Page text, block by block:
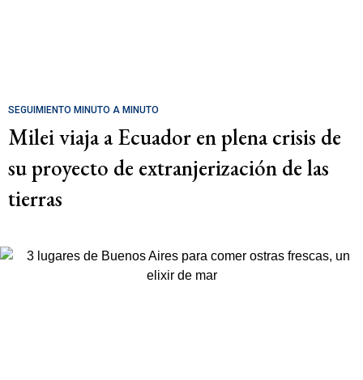
SEGUIMIENTO MINUTO A MINUTO
Milei viaja a Ecuador en plena crisis de
su proyecto de extranjerización de las
tierras